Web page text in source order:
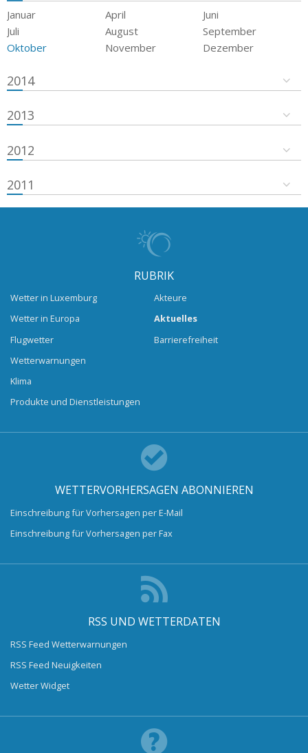
Januar April
Juni
Juli
August
September
Oktober
November Dezember
2014
2013
2012
2011
RUBRIK
Wetter in Luxemburg
Wetter in Europa
Flugwetter
Wetterwarnungen
Klima
Produkte und Dienstleistungen
Akteure
Aktuelles
Barrierefreiheit
WETTERVORHERSAGEN ABONNIEREN
Einschreibung für Vorhersagen per E-Mail
Einschreibung für Vorhersagen per Fax
RSS UND WETTERDATEN
RSS Feed Wetterwarnungen
RSS Feed Neuigkeiten
Wetter Widget